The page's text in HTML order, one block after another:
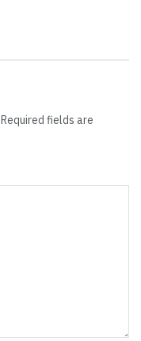
Required fields are